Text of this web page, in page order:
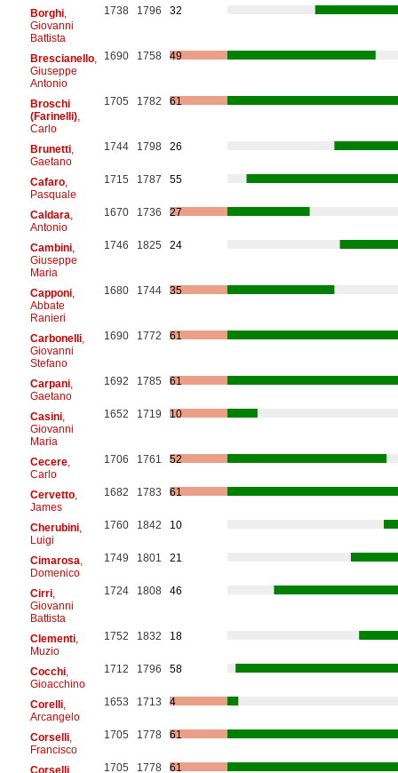
Borghi,
Giovanni
Battista
1738 1796 32
Brescianello,
Giuseppe
Antonio
1690 1758 49
Broschi
(Farinelli),
Carlo
1705 1782 61
Brunetti,
Gaetano
1744 1798 26
Cafaro,
Pasquale
1715 1787 55
Caldara
Antonio
1670 1736 27
Cambini,
Giuseppe
Maria
1746 1825 24
Capponi,
Abbate
Ranieri
1680 1744 35
Carbonelli,
Giovanni
Stefano
1690 1772 61
Carpani,
Gaetano
1692 1785 61
Casini,
Giovanni
Maria
1652 1719 10
Cecere,
Carlo
1706 1761 52
Cervetto,
James
1682 1783 61
Cherubini,
Luigi
1760 1842 10
Cimarosa
Domenico
1749 1801 21
Cirri,
Giovanni
Battista
1724 1808 46
Clementi,
Muzio
1752 1832 18
Cocchi,
Gioacchino
1712 1796 58
Corelli,
Arcangelo
1653 1713 4
Corselli,
Francisco
1705 1778 61
Corselli, 1705 1778 61